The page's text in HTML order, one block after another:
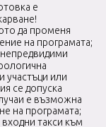
е
да променя
на програмата;
участъци или
се допуска
е възможна
на програмата;
такси към